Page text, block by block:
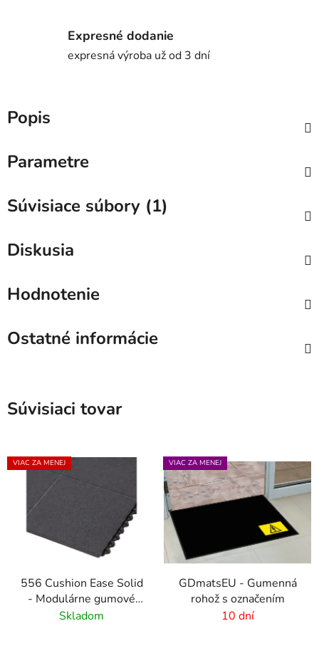
Expresné dodanie
expresná výroba už od 3 dní
Popis
Parametre
Súvisiace súbory (1)
Diskusia
Hodnotenie
Ostatné informácie
Súvisiaci tovar
VIAC ZA MENEJ
556 Cushion Ease Solid
- Modulárne gumové
dlaždice pre ťažkú
Skladom
VIAC ZA MENEJ
GDmatsEU - Gumenná
rohož s označením
10 dní